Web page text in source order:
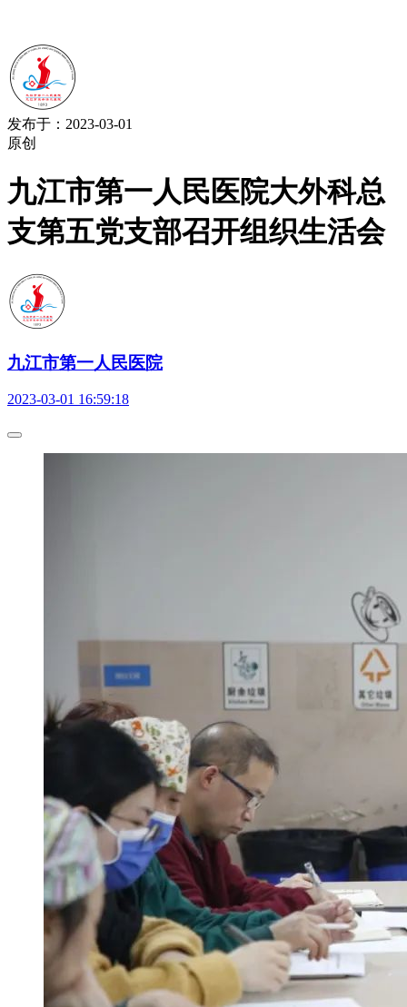
发布于：2023-03-01
原创
九江市第一人民医院大外科总
支第五党支部召开组织生活会
九江市第一人民医院
2023-03-01 16:59:18